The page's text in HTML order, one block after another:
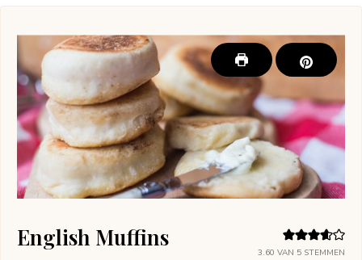
3.60 VAN 5 STEMMEN
English Muffins